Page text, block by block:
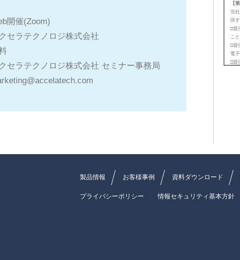
開催(Zoom)
セラテクノロジ株式会社
セラテクノロジ株式会社 セミナー事務局
製品情報 お客様事例 資料ダウンロード
プライバシーポリシー 情報セキュリティ基本方針